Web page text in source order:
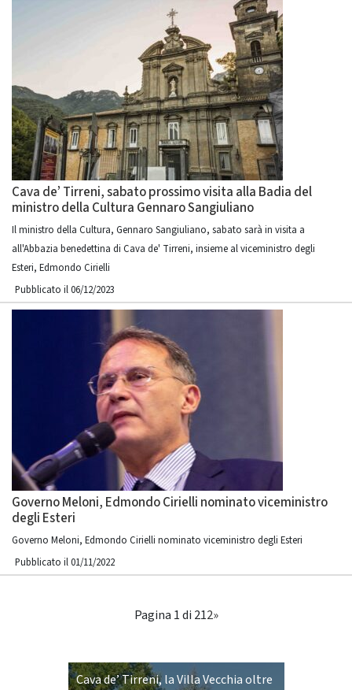
Cava de’ Tirreni, sabato prossimo visita alla Badia del
ministro della Cultura Gennaro Sangiuliano
Il ministro della Cultura, Gennaro Sangiuliano, sabato sarà in visita a
all'Abbazia benedettina di Cava de' Tirreni, insieme al viceministro degli
Esteri, Edmondo Cirielli
Pubblicato il 06/12/2023
Governo Meloni, Edmondo Cirielli nominato viceministro
degli Esteri
Governo Meloni, Edmondo Cirielli nominato viceministro degli Esteri
Pubblicato il 01/11/2022
Pagina 1 di 212»
Cava de’ Tirreni, la Villa Vecchia oltre